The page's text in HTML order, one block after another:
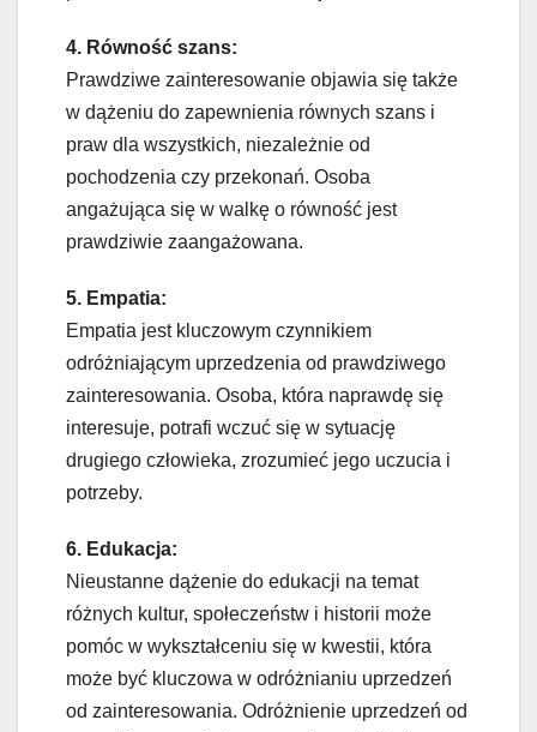
4. Równość szans:
Prawdziwe zainteresowanie objawia się także
w dążeniu do zapewnienia równych szans i
praw dla wszystkich, niezależnie od
pochodzenia czy przekonań. Osoba
angażująca się w walkę o równość jest
prawdziwie zaangażowana.
5. Empatia:
Empatia jest kluczowym czynnikiem
odróżniającym uprzedzenia od prawdziwego
zainteresowania. Osoba, która naprawdę się
interesuje, potrafi wczuć się w sytuację
drugiego człowieka, zrozumieć jego uczucia i
potrzeby.
6. Edukacja:
Nieustanne dążenie do edukacji na temat
różnych kultur, społeczeństw i historii może
pomóc w wykształceniu się w kwestii, która
może być kluczowa w odróżnianiu uprzedzeń
od zainteresowania. Odróżnienie uprzedzeń od